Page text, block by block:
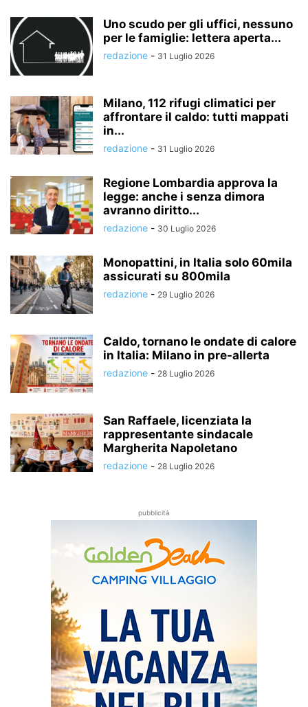
Uno scudo per gli uffici, nessuno
per le famiglie: lettera aperta...
redazione - 31 Luglio 2026
Milano, 112 rifugi climatici per
affrontare il caldo: tutti mappati
in...
redazione - 31 Luglio 2026
Regione Lombardia approva la
legge: anche i senza dimora
avranno diritto...
redazione - 30 Luglio 2026
Monopattini, in Italia solo 60mila
assicurati su 800mila
redazione - 29 Luglio 2026
Caldo, tornano le ondate di calore
in Italia: Milano in pre-allerta
redazione - 28 Luglio 2026
San Raffaele, licenziata la
rappresentante sindacale
Margherita Napoletano
redazione - 28 Luglio 2026
pubblicità